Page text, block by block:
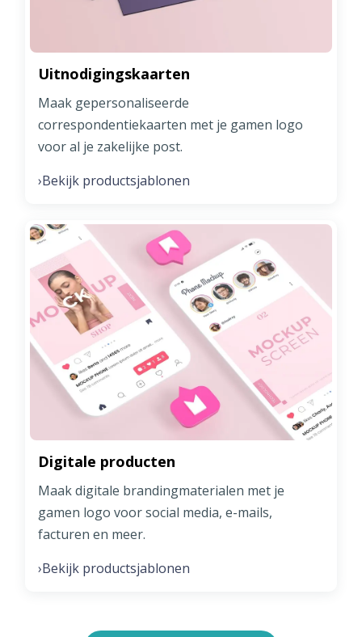
Uitnodigingskaarten
Maak gepersonaliseerde
correspondentiekaarten met je gamen logo
voor al je zakelijke post.
›Bekijk productsjablonen
Digitale producten
Maak digitale brandingmaterialen met je
gamen logo voor social media, e-mails,
facturen en meer.
›Bekijk productsjablonen